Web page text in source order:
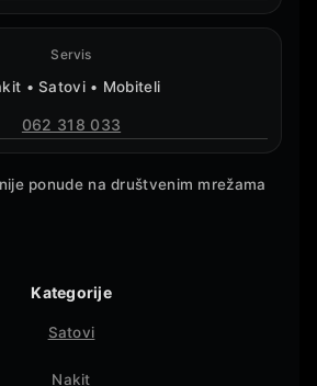
Servis
• Satovi • Mobiteli
062 318 033
ponude na društvenim mrežama
Kategorije
Satovi
Nakit